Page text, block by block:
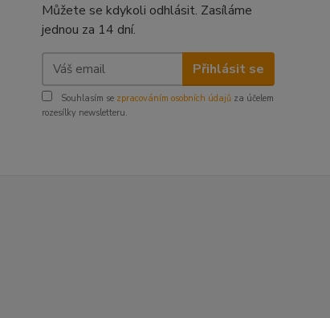
Můžete se kdykoli odhlásit. Zasíláme
jednou za 14 dní.
Přihlásit se
Souhlasím se zpracováním osobních údajů za účelem
rozesílky newsletteru.